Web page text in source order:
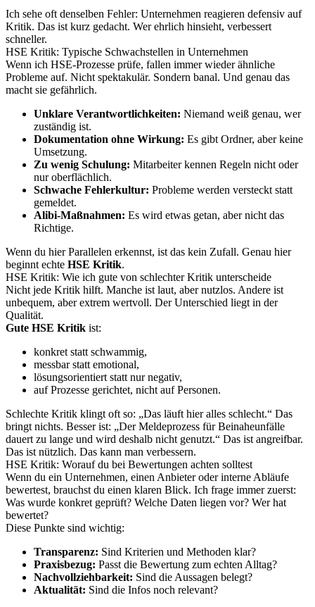
Ich sehe oft denselben Fehler: Unternehmen reagieren defensiv auf
Kritik. Das ist kurz gedacht. Wer ehrlich hinsieht, verbessert
schneller.
HSE Kritik: Typische Schwachstellen in Unternehmen
Wenn ich HSE-Prozesse prüfe, fallen immer wieder ähnliche
Probleme auf. Nicht spektakulär. Sondern banal. Und genau das
macht sie gefährlich.
Unklare Verantwortlichkeiten: Niemand weiß genau, wer
zuständig ist.
Dokumentation ohne Wirkung: Es gibt Ordner, aber keine
Umsetzung.
Zu wenig Schulung: Mitarbeiter kennen Regeln nicht oder
nur oberflächlich.
Schwache Fehlerkultur: Probleme werden versteckt statt
gemeldet.
Alibi-Maßnahmen: Es wird etwas getan, aber nicht das
Richtige.
Wenn du hier Parallelen erkennst, ist das kein Zufall. Genau hier
beginnt echte HSE Kritik.
HSE Kritik: Wie ich gute von schlechter Kritik unterscheide
Nicht jede Kritik hilft. Manche ist laut, aber nutzlos. Andere ist
unbequem, aber extrem wertvoll. Der Unterschied liegt in der
Qualität.
Gute HSE Kritik ist:
konkret statt schwammig,
messbar statt emotional,
lösungsorientiert statt nur negativ,
auf Prozesse gerichtet, nicht auf Personen.
Schlechte Kritik klingt oft so: „Das läuft hier alles schlecht.“ Das
bringt nichts. Besser ist: „Der Meldeprozess für Beinaheunfälle
dauert zu lange und wird deshalb nicht genutzt.“ Das ist angreifbar.
Das ist nützlich. Das kann man verbessern.
HSE Kritik: Worauf du bei Bewertungen achten solltest
Wenn du ein Unternehmen, einen Anbieter oder interne Abläufe
bewertest, brauchst du einen klaren Blick. Ich frage immer zuerst:
Was wurde konkret geprüft? Welche Daten liegen vor? Wer hat
bewertet?
Diese Punkte sind wichtig:
Transparenz: Sind Kriterien und Methoden klar?
Praxisbezug: Passt die Bewertung zum echten Alltag?
Nachvollziehbarkeit: Sind die Aussagen belegt?
Aktualität: Sind die Infos noch relevant?